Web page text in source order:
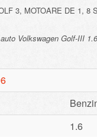
3, MOTOARE DE 1, 8
Volkswagen Golf-III
1.6